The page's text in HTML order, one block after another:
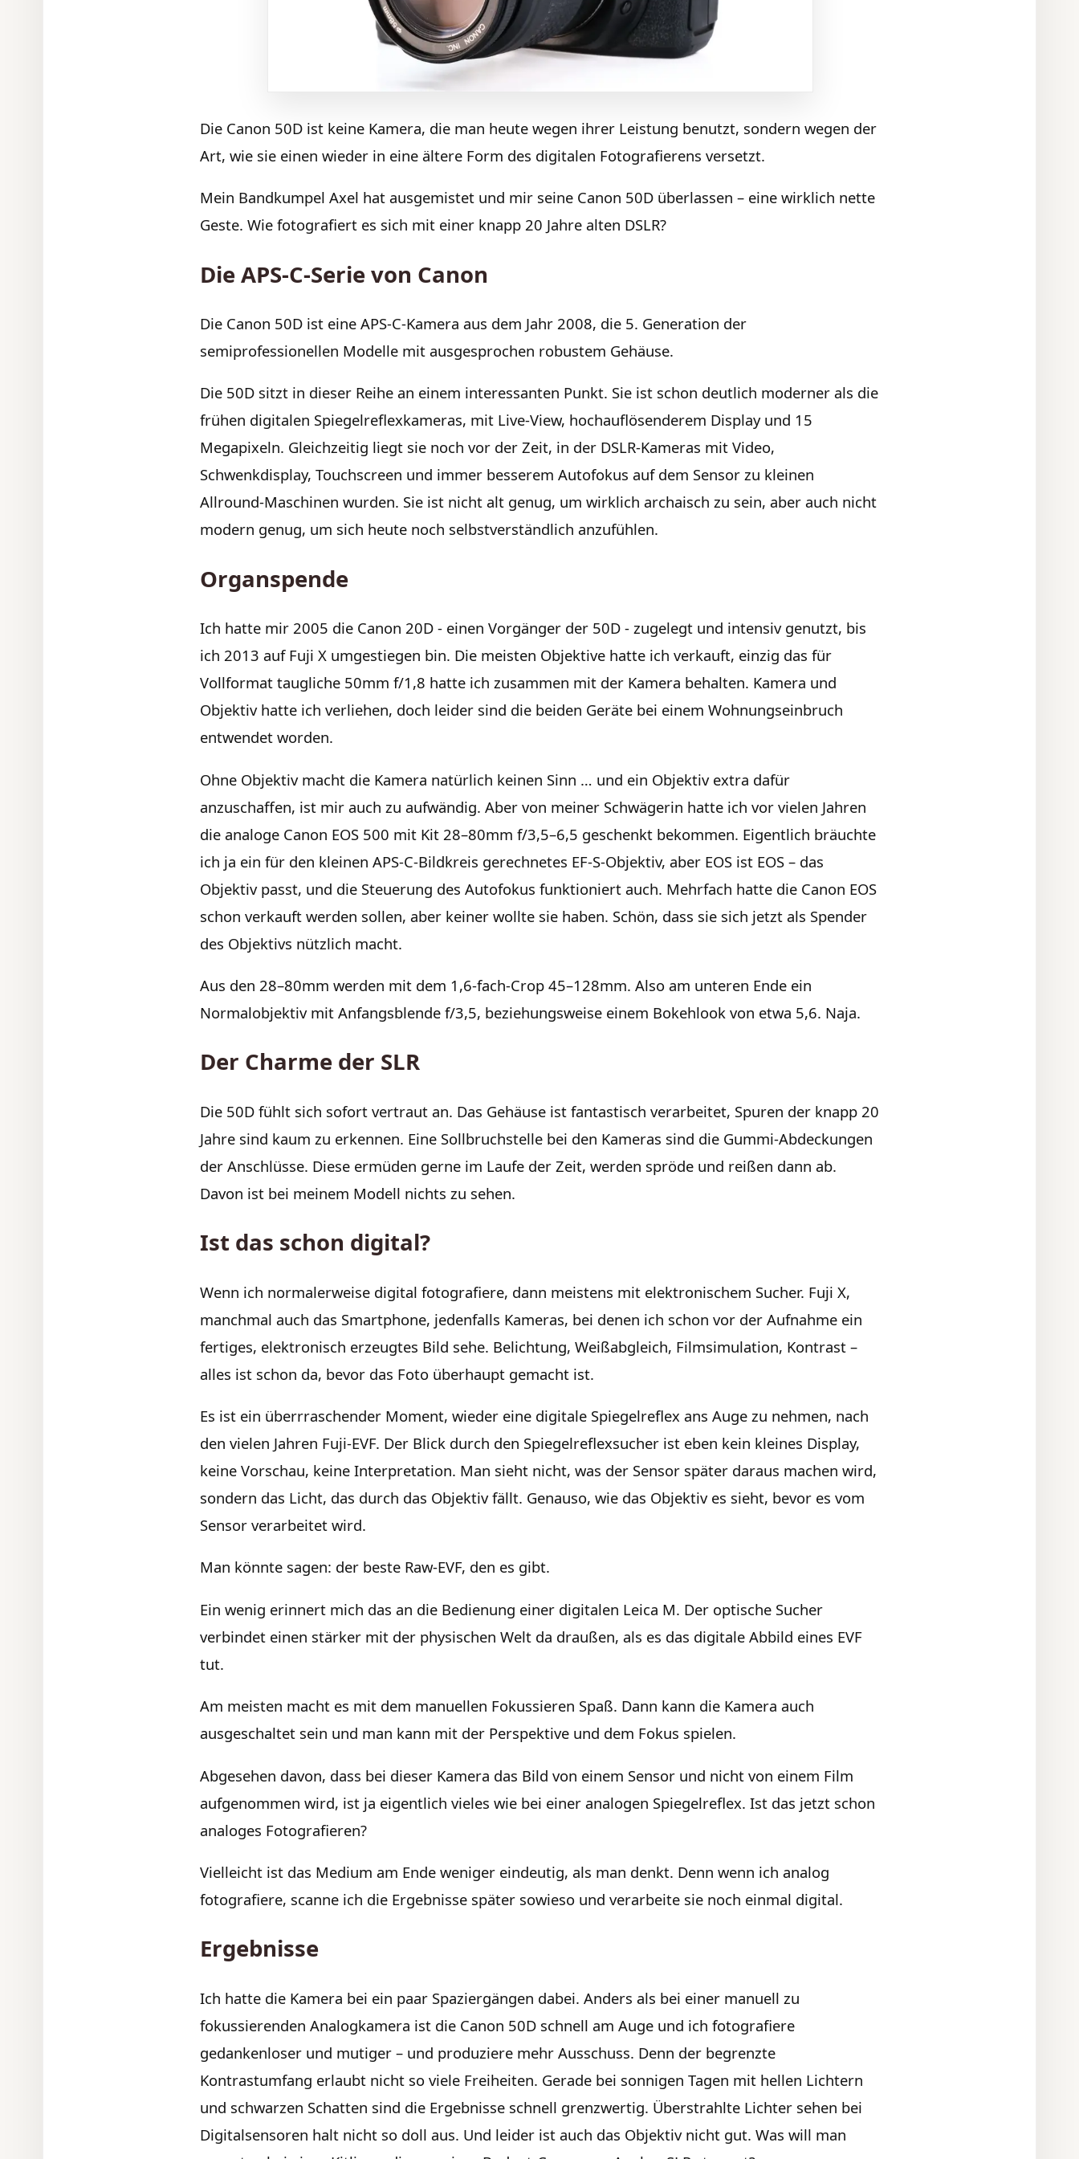
Die Canon 50D ist keine Kamera, die man heute wegen ihrer Leistung benutzt, sondern wegen der
Art, wie sie einen wieder in eine ältere Form des digitalen Fotografierens versetzt.
Mein Bandkumpel Axel hat ausgemistet und mir seine Canon 50D überlassen – eine wirklich nette
Geste. Wie fotografiert es sich mit einer knapp 20 Jahre alten DSLR?
Die APS-C-Serie von Canon
Die Canon 50D ist eine APS-C-Kamera aus dem Jahr 2008, die 5. Generation der
semiprofessionellen Modelle mit ausgesprochen robustem Gehäuse.
Die 50D sitzt in dieser Reihe an einem interessanten Punkt. Sie ist schon deutlich moderner als die
frühen digitalen Spiegelreflexkameras, mit Live-View, hochauflösenderem Display und 15
Megapixeln. Gleichzeitig liegt sie noch vor der Zeit, in der DSLR-Kameras mit Video,
Schwenkdisplay, Touchscreen und immer besserem Autofokus auf dem Sensor zu kleinen
Allround-Maschinen wurden. Sie ist nicht alt genug, um wirklich archaisch zu sein, aber auch nicht
modern genug, um sich heute noch selbstverständlich anzufühlen.
Organspende
Ich hatte mir 2005 die Canon 20D - einen Vorgänger der 50D - zugelegt und intensiv genutzt, bis
ich 2013 auf Fuji X umgestiegen bin. Die meisten Objektive hatte ich verkauft, einzig das für
Vollformat taugliche 50mm f/1,8 hatte ich zusammen mit der Kamera behalten. Kamera und
Objektiv hatte ich verliehen, doch leider sind die beiden Geräte bei einem Wohnungseinbruch
entwendet worden.
Ohne Objektiv macht die Kamera natürlich keinen Sinn … und ein Objektiv extra dafür
anzuschaffen, ist mir auch zu aufwändig. Aber von meiner Schwägerin hatte ich vor vielen Jahren
die analoge Canon EOS 500 mit Kit 28–80mm f/3,5–6,5 geschenkt bekommen. Eigentlich bräuchte
ich ja ein für den kleinen APS-C-Bildkreis gerechnetes EF-S-Objektiv, aber EOS ist EOS – das
Objektiv passt, und die Steuerung des Autofokus funktioniert auch. Mehrfach hatte die Canon EOS
schon verkauft werden sollen, aber keiner wollte sie haben. Schön, dass sie sich jetzt als Spender
des Objektivs nützlich macht.
Aus den 28–80mm werden mit dem 1,6-fach-Crop 45–128mm. Also am unteren Ende ein
Normalobjektiv mit Anfangsblende f/3,5, beziehungsweise einem Bokehlook von etwa 5,6. Naja.
Der Charme der SLR
Die 50D fühlt sich sofort vertraut an. Das Gehäuse ist fantastisch verarbeitet, Spuren der knapp 20
Jahre sind kaum zu erkennen. Eine Sollbruchstelle bei den Kameras sind die Gummi-Abdeckungen
der Anschlüsse. Diese ermüden gerne im Laufe der Zeit, werden spröde und reißen dann ab.
Davon ist bei meinem Modell nichts zu sehen.
Ist das schon digital?
Wenn ich normalerweise digital fotografiere, dann meistens mit elektronischem Sucher. Fuji X,
manchmal auch das Smartphone, jedenfalls Kameras, bei denen ich schon vor der Aufnahme ein
fertiges, elektronisch erzeugtes Bild sehe. Belichtung, Weißabgleich, Filmsimulation, Kontrast –
alles ist schon da, bevor das Foto überhaupt gemacht ist.
Es ist ein überrraschender Moment, wieder eine digitale Spiegelreflex ans Auge zu nehmen, nach
den vielen Jahren Fuji-EVF. Der Blick durch den Spiegelreflexsucher ist eben kein kleines Display,
keine Vorschau, keine Interpretation. Man sieht nicht, was der Sensor später daraus machen wird,
sondern das Licht, das durch das Objektiv fällt. Genauso, wie das Objektiv es sieht, bevor es vom
Sensor verarbeitet wird.
Man könnte sagen: der beste Raw-EVF, den es gibt.
Ein wenig erinnert mich das an die Bedienung einer digitalen Leica M. Der optische Sucher
verbindet einen stärker mit der physischen Welt da draußen, als es das digitale Abbild eines EVF
tut.
Am meisten macht es mit dem manuellen Fokussieren Spaß. Dann kann die Kamera auch
ausgeschaltet sein und man kann mit der Perspektive und dem Fokus spielen.
Abgesehen davon, dass bei dieser Kamera das Bild von einem Sensor und nicht von einem Film
aufgenommen wird, ist ja eigentlich vieles wie bei einer analogen Spiegelreflex. Ist das jetzt schon
analoges Fotografieren?
Vielleicht ist das Medium am Ende weniger eindeutig, als man denkt. Denn wenn ich analog
fotografiere, scanne ich die Ergebnisse später sowieso und verarbeite sie noch einmal digital.
Ergebnisse
Ich hatte die Kamera bei ein paar Spaziergängen dabei. Anders als bei einer manuell zu
fokussierenden Analogkamera ist die Canon 50D schnell am Auge und ich fotografiere
gedankenloser und mutiger – und produziere mehr Ausschuss. Denn der begrenzte
Kontrastumfang erlaubt nicht so viele Freiheiten. Gerade bei sonnigen Tagen mit hellen Lichtern
und schwarzen Schatten sind die Ergebnisse schnell grenzwertig. Überstrahlte Lichter sehen bei
Digitalsensoren halt nicht so doll aus. Und leider ist auch das Objektiv nicht gut. Was will man